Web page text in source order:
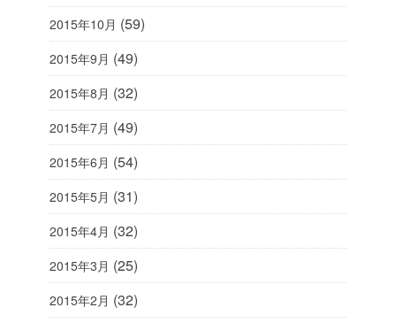
2015年10月 (59)
2015年9月 (49)
2015年8月 (32)
2015年7月 (49)
2015年6月 (54)
2015年5月 (31)
2015年4月 (32)
2015年3月 (25)
2015年2月 (32)